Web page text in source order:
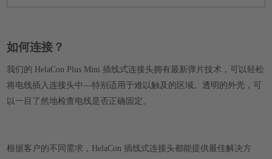
如何连接？
我们的 HelaCon Plus Mini 插线式连接头拥有最新弹片技术，可以轻松
将电线插入连接头中—特别适用于难以触及的区域。透明的外壳，可
以一目了然地检查电线是否正确固定。
根据客户的不同需求，HelaCon 插线式连接头都能提供最佳解决方